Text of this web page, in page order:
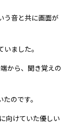
う音と共に画面が
ました。
から、聞き覚えの
のです。
向けていた優しい